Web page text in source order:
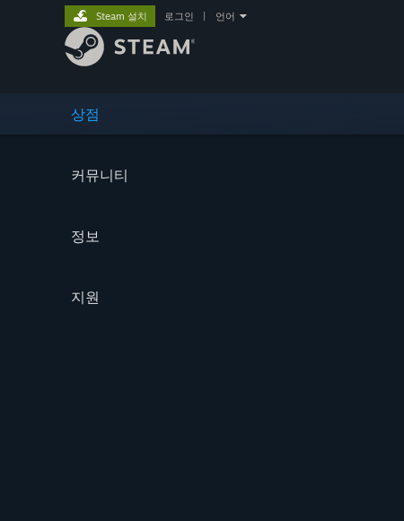
상점
커뮤니티
정보
지원
Steam 설치 로그인 언어